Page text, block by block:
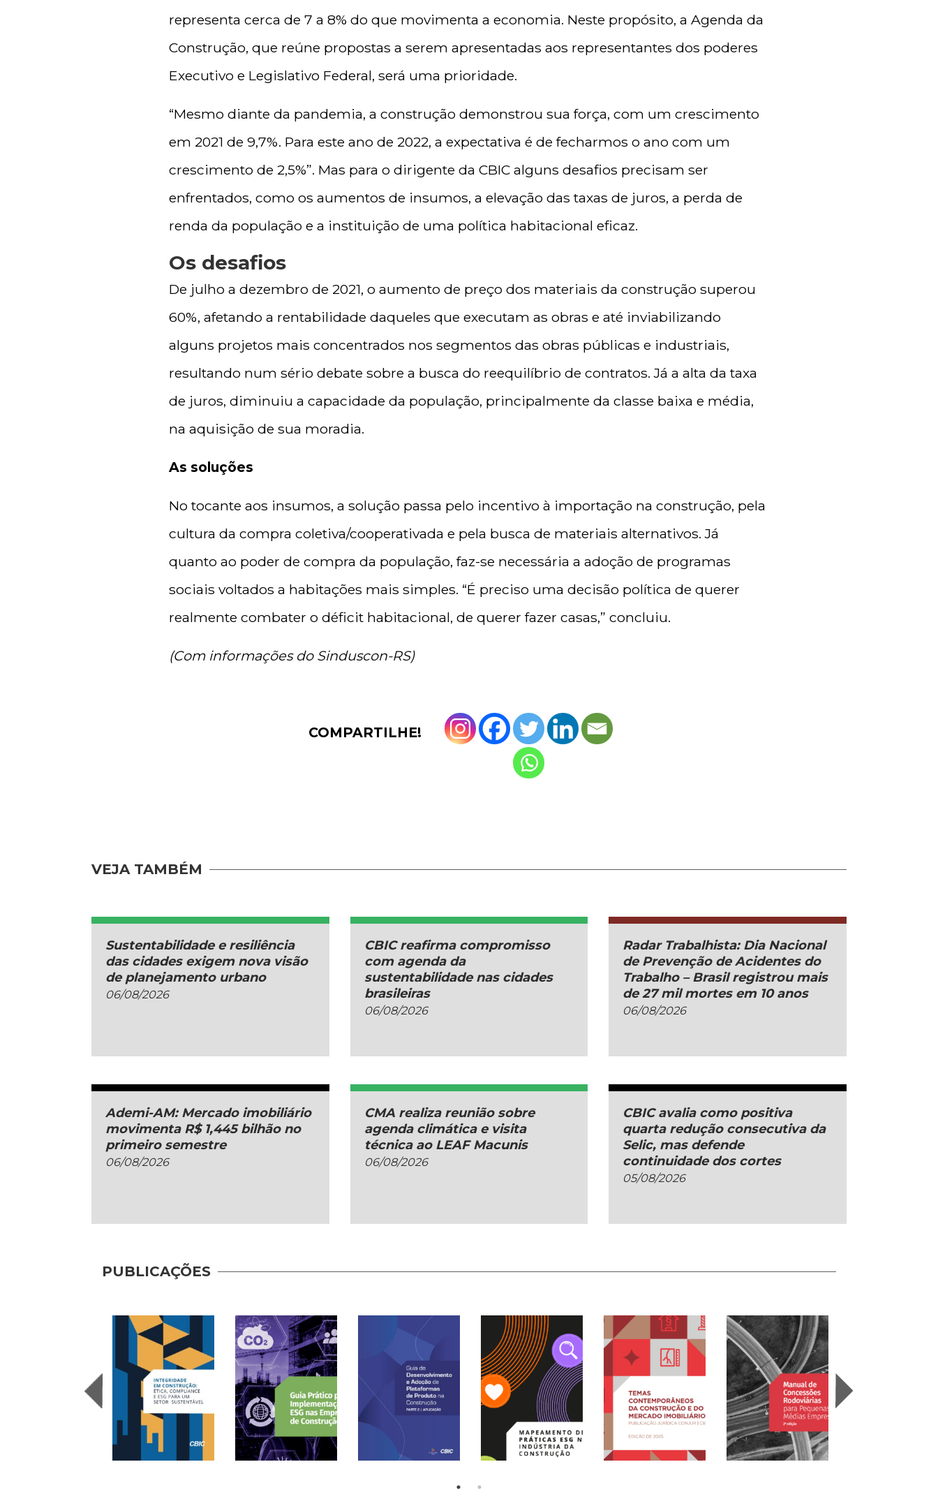
representa cerca de 7 a 8% do que movimenta a economia. Neste propósito, a Agenda da
Construção, que reúne propostas a serem apresentadas aos representantes dos poderes
Executivo e Legislativo Federal, será uma prioridade.
“Mesmo diante da pandemia, a construção demonstrou sua força, com um crescimento
em 2021 de 9,7%. Para este ano de 2022, a expectativa é de fecharmos o ano com um
crescimento de 2,5%”. Mas para o dirigente da CBIC alguns desafios precisam ser
enfrentados, como os aumentos de insumos, a elevação das taxas de juros, a perda de
renda da população e a instituição de uma política habitacional eficaz.
Os desafios
De julho a dezembro de 2021, o aumento de preço dos materiais da construção superou
60%, afetando a rentabilidade daqueles que executam as obras e até inviabilizando
alguns projetos mais concentrados nos segmentos das obras públicas e industriais,
resultando num sério debate sobre a busca do reequilíbrio de contratos. Já a alta da taxa
de juros, diminuiu a capacidade da população, principalmente da classe baixa e média,
na aquisição de sua moradia.
As soluções
No tocante aos insumos, a solução passa pelo incentivo à importação na construção, pela
cultura da compra coletiva/cooperativada e pela busca de materiais alternativos. Já
quanto ao poder de compra da população, faz-se necessária a adoção de programas
sociais voltados a habitações mais simples. “É preciso uma decisão política de querer
realmente combater o déficit habitacional, de querer fazer casas,” concluiu.
(Com informações do Sinduscon-RS)
COMPARTILHE!
VEJA TAMBÉM
Sustentabilidade e resiliência
das cidades exigem nova visão
de planejamento urbano
06/08/2026
CBIC reafirma compromisso
com agenda da
sustentabilidade nas cidades
brasileiras
06/08/2026
Radar Trabalhista: Dia Nacional
de Prevenção de Acidentes do
Trabalho – Brasil registrou mais
de 27 mil mortes em 10 anos
06/08/2026
Ademi-AM: Mercado imobiliário
movimenta R$ 1,445 bilhão no
primeiro semestre
06/08/2026
CMA realiza reunião sobre
agenda climática e visita
técnica ao LEAF Macunis
06/08/2026
CBIC avalia como positiva
quarta redução consecutiva da
Selic, mas defende
continuidade dos cortes
05/08/2026
PUBLICAÇÕES